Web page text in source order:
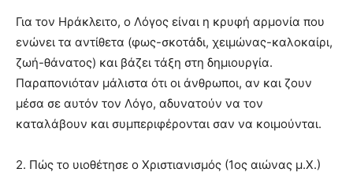
Για τον Ηράκλειτο, ο Λόγος είναι η κρυφή αρμονία που
ενώνει τα αντίθετα (φως-σκοτάδι, χειμώνας-καλοκαίρι,
ζωή-θάνατος) και βάζει τάξη στη δημιουργία.
Παραπονιόταν μάλιστα ότι οι άνθρωποι, αν και ζουν
μέσα σε αυτόν τον Λόγο, αδυνατούν να τον
καταλάβουν και συμπεριφέρονται σαν να κοιμούνται.
2. Πώς το υιοθέτησε ο Χριστιανισμός (1ος αιώνας μ.Χ.)